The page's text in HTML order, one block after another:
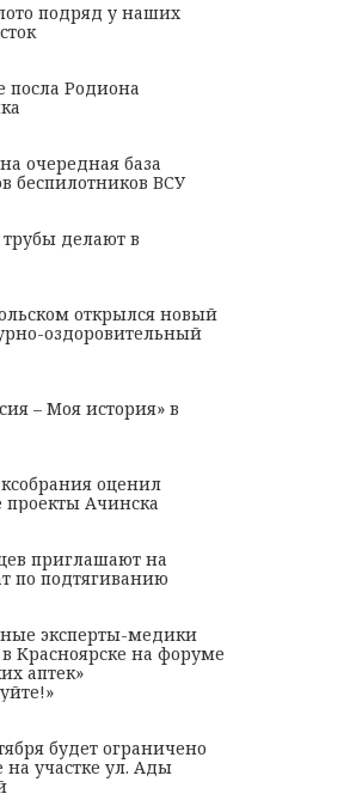
подряд у наших
посла Родиона
очередная база
беспилотников ВСУ
делают в
открылся новый
оздоровительный
– Моя история» в
оценил
Ачинска
приглашают на
по подтягиванию
эксперты-медики
в Красноярске на форуме
аптек»
будет ограничено
участке ул. Ады